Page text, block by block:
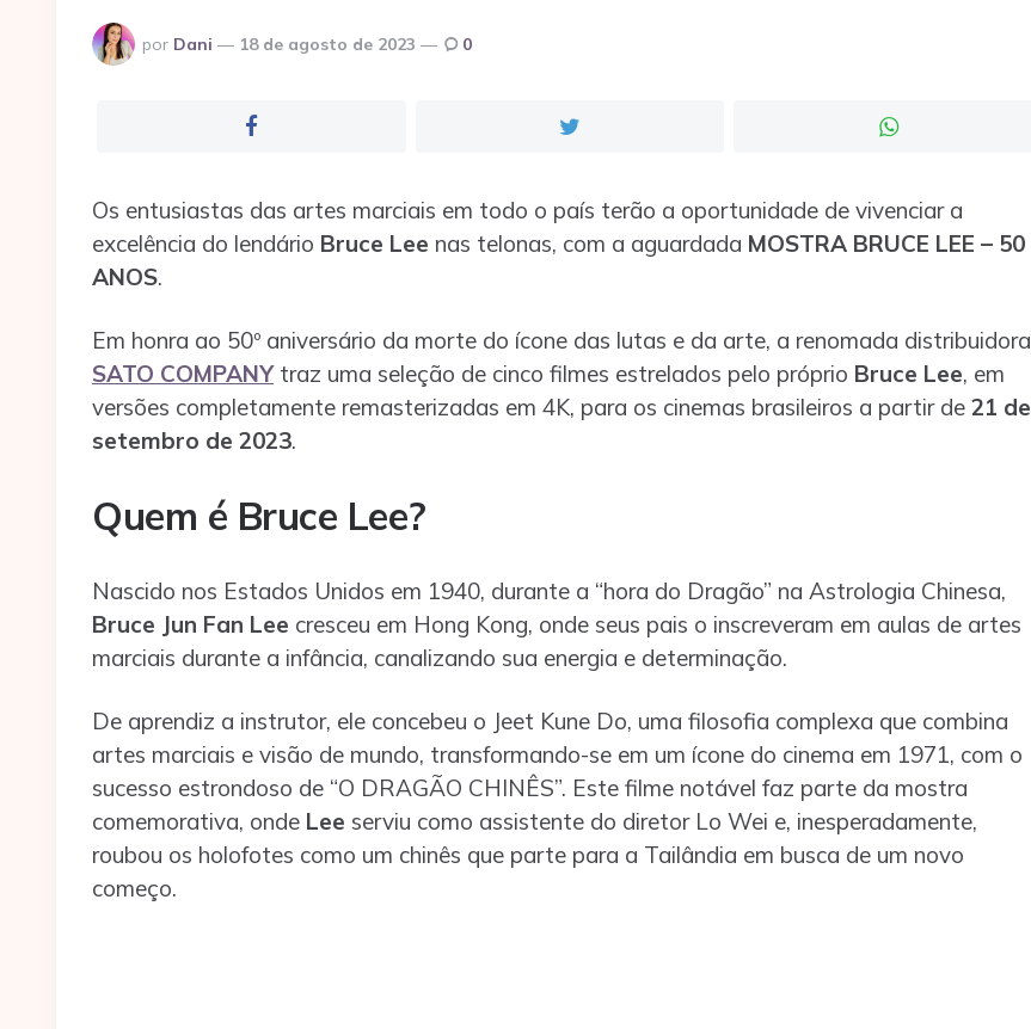
Postado
por
por Dani 18 de agosto de 2023 0
Os entusiastas das artes marciais em todo o país terão a oportunidade de vivenciar a
excelência do lendário Bruce Lee nas telonas, com a aguardada MOSTRA BRUCE LEE – 50
ANOS.
Em honra ao 50º aniversário da morte do ícone das lutas e da arte, a renomada distribuidora
SATO COMPANYtraz uma seleção de cinco filmes estrelados pelo próprio Bruce Lee, em
versões completamente remasterizadas em 4K, para os cinemas brasileiros a partir de 21 de
setembro de 2023.
Quem é Bruce Lee?
Nascido nos Estados Unidos em 1940, durante a “hora do Dragão” na Astrologia Chinesa,
Bruce Jun Fan Lee cresceu em Hong Kong, onde seus pais o inscreveram em aulas de artes
marciais durante a infância, canalizando sua energia e determinação.
De aprendiz a instrutor, ele concebeu o Jeet Kune Do, uma filosofia complexa que combina
artes marciais e visão de mundo, transformando-se em um ícone do cinema em 1971, com o
sucesso estrondoso de “O DRAGÃO CHINÊS”. Este filme notável faz parte da mostra
comemorativa, onde Lee serviu como assistente do diretor Lo Wei e, inesperadamente,
roubou os holofotes como um chinês que parte para a Tailândia em busca de um novo
começo.